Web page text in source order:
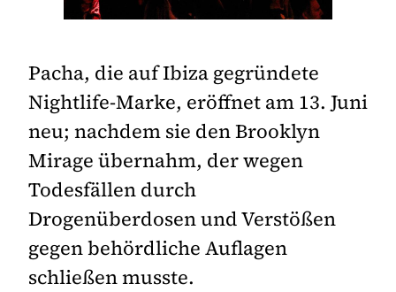
Pacha, die auf Ibiza gegründete
Nightlife-Marke, eröffnet am 13. Juni
neu; nachdem sie den Brooklyn
Mirage übernahm, der wegen
Todesfällen durch
Drogenüberdosen und Verstößen
gegen behördliche Auflagen
schließen musste.